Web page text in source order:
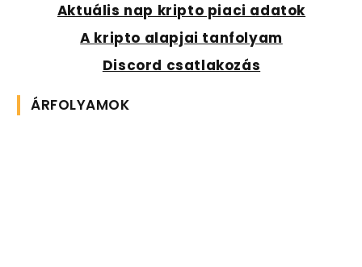
Aktuális nap kripto piaci adatok
A kripto alapjai tanfolyam
Discord csatlakozás
ÁRFOLYAMOK